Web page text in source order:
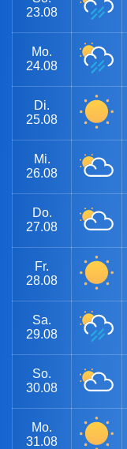
23.08
Mo.
24.08
Di.
25.08
Mi.
26.08
Do.
27.08
Fr.
28.08
Sa.
29.08
So.
30.08
Mo.
31.08